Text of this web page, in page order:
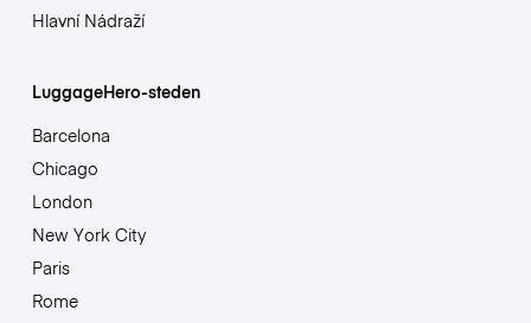
Hlavní Nádraží
LuggageHero-steden
Barcelona
Chicago
London
New York City
Paris
Rome